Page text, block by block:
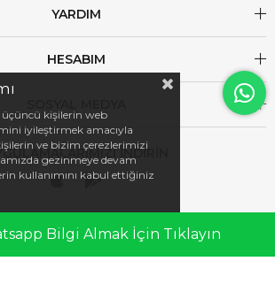
YARDIM
HESABIM
İNDİRİN
Bilgi Almak İçin Tıklayın
üçüncü kişilerin web
iyileştirmek amacıyla
ve bizim çerezlerimizi
gezinmeye devam
kullanımını kabul ettiğiniz
Sepetim Üye Girişi